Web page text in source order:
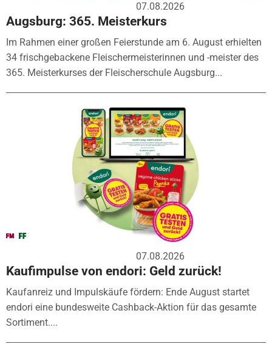
07.08.2026
Augsburg: 365. Meisterkurs
Im Rahmen einer großen Feierstunde am 6. August erhielten
34 frischgebackene Fleischermeisterinnen und -meister des
365. Meisterkurses der Fleischerschule Augsburg...
07.08.2026
Kaufimpulse von endori: Geld zurück!
Kaufanreiz und Impulskäufe fördern: Ende August startet
endori eine bundesweite Cashback-Aktion für das gesamte
Sortiment....